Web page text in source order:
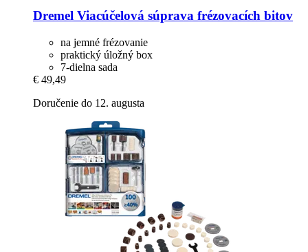
Dremel Viacúčelová súprava frézovacích bitov
na jemné frézovanie
praktický úložný box
7-dielna sada
€ 49,49
Doručenie do 12. augusta